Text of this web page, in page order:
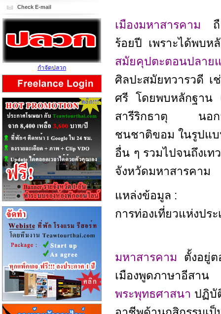
เมืองมหาสารคาม
ร้อยปี เพราะได้พบห
สมัยคุปตะตอนปลาย
ศิลปะสมัยทวารวดี เ
ศรี โดยพบหลักฐาน
สารีริกธาตุ นอกจา
ชนชาติขอม ในรูปแ
อื่น ๆ รวมไปจนถึงเท
จังหวัดมหาสารคาม
แหล่งข้อมูล :
การท่องเที่ยวแห่งปร
มหาสารคาม ตั้งอยู่
เมืองพูดภาษาอีสา
พระพุทธศาสนา ปฏิบั
Check E-mail
กำจัดปลวก